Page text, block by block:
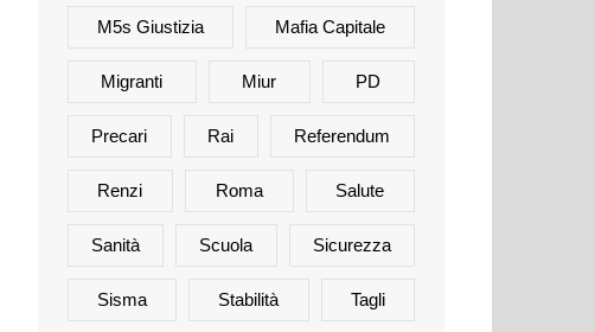
M5s Giustizia Mafia Capitale
Migranti Miur PD
Precari Rai Referendum
Renzi Roma Salute
Sanità Scuola Sicurezza
Sisma Stabilità Tagli